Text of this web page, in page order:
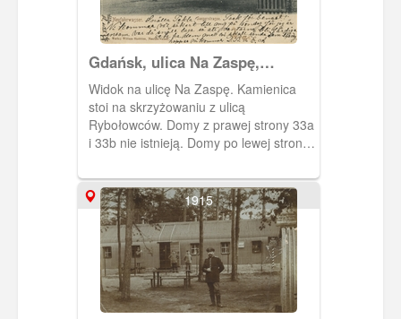
Gdańsk, ulica Na Zaspę,
Saspestrasse
Widok na ulicę Na Zaspę. Kamienica
stoi na skrzyżowaniu z ulicą
Rybołowców. Domy z prawej strony 33a
i 33b nie istnieją. Domy po lewej stronie
1915